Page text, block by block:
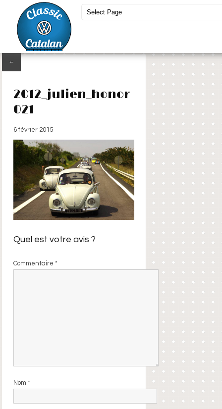
←
2012_julien_honor
021
6 février 2015
Quel est votre avis ?
Commentaire*
Nom*